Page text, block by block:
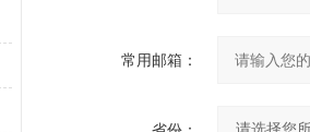
常用邮箱：